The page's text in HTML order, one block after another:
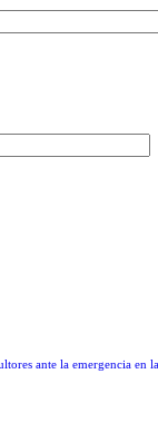
ante la emergencia en